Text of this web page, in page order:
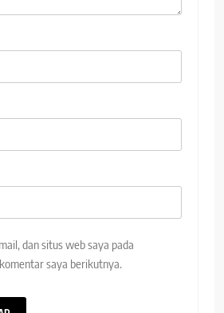
dan situs web saya pada
saya berikutnya.